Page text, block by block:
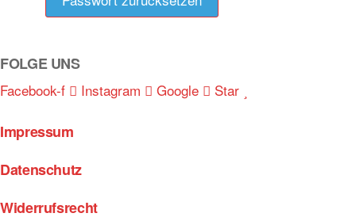
FOLGE UNS
Facebook-f Instagram Google Star
Impressum
Datenschutz
Widerrufsrecht